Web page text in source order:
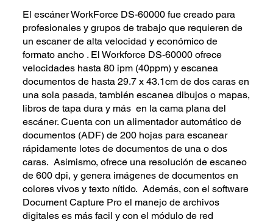
El escáner WorkForce DS-60000 fue creado para
profesionales y grupos de trabajo que requieren de
un escaner de alta velocidad y económico de
formato ancho . El Workforce DS-60000 ofrece
velocidades hasta 80 ipm (40ppm) y escanea
documentos de hasta 29.7 x 43.1cm de dos caras en
una sola pasada, también escanea dibujos o mapas,
libros de tapa dura y más en la cama plana del
escáner. Cuenta con un alimentador automático de
documentos (ADF) de 200 hojas para escanear
rápidamente lotes de documentos de una o dos
caras. Asimismo, ofrece una resolución de escaneo
de 600 dpi, y genera imágenes de documentos en
colores vivos y texto nítido. Además, con el software
Document Capture Pro el manejo de archivos
digitales es más facil y con el módulo de red